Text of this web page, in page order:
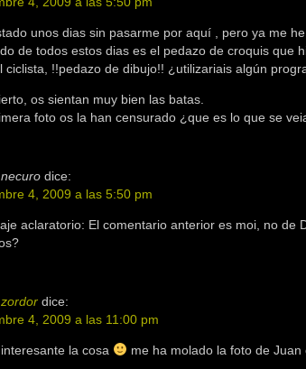
unos dias sin pasarme por aquí , pero ya me
de todos estos dias es el pedazo de croquis que
ciclista, !!pedazo de dibujo!! ¿utilizariais algún
os sientan muy bien las batas.
foto os la han censurado ¿que es lo que se
necuro dice:
4, 2009 a las 5:50 pm
aclaratorio: El comentario anterior es moi, no de
zordor dice:
4, 2009 a las 11:00 pm
la cosa me ha molado la foto de Juan